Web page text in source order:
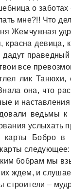
о
мне?!! Что
Жемчужная
красна девица,
праведный
все
лик
она, что
и
ведьмы к
услыхать
карты Бобро в
следующее:
бобрам мы
ждем, и
строители –